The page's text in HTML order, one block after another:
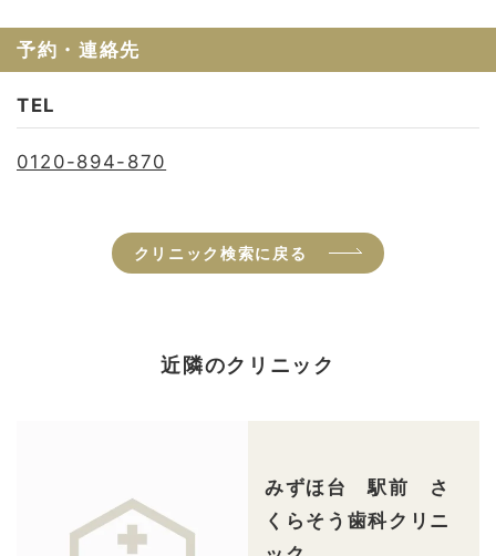
予約・連絡先
TEL
0120-894-870
クリニック検索に戻る
近隣のクリニック
みずほ台 駅前 さ
くらそう歯科クリニ